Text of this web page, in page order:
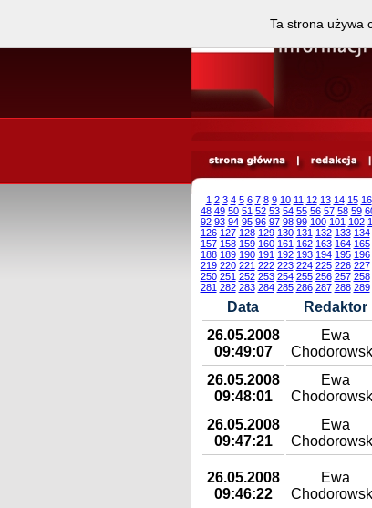
1 2 3 4 5 6 7 8 9 10 11 12 13 14 15 16
48 49 50 51 52 53 54 55 56 57 58 59
92 93 94 95 96 97 98 99 100 101 102
126 127 128 129 130 131 132 133 134
157 158 159 160 161 162 163 164 165
188 189 190 191 192 193 194 195 196
219 220 221 222 223 224 225 226 227
250 251 252 253 254 255 256 257 258
281 282 283 284 285 286 287 288 289
Data Redaktor
26.05.2008
09:49:07
Ewa
26.05.2008
09:48:01
Ewa
26.05.2008
09:47:21
Ewa
26.05.2008
09:46:22
Ewa
Ta strona używa